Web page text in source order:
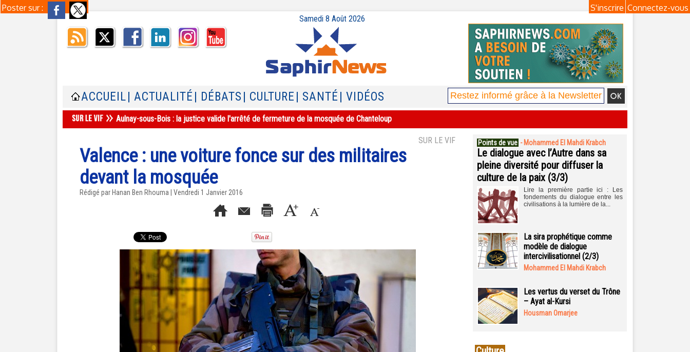
Poster sur : Connectez-vous
S'inscrire
Samedi 8 Août 2026
ACCUEIL | ACTUALITÉ | DÉBATS | CULTURE | SANTÉ | VIDÉOS
Aulnay-sous-Bois : la justice valide l'arrêté de fermeture de la mosquée de Chanteloup
SUR LE VIF
Valence : une voiture fonce sur des militaires
devant la mosquée
Rédigé par Hanan Ben Rhouma | Vendredi 1 Janvier 2016
Points de vue - Mohammed El Mahdi Krabch
Le dialogue avec l’Autre dans sa
pleine diversité pour diffuser la
culture de la paix (3/3)
Lire la première partie ici : Les
fondements du dialogue entre les
civilisations à la lumière de la...
La sira prophétique comme
modèle de dialogue
intercivilisationnel (2/3)
Mohammed El Mahdi Krabch
Les vertus du verset du Trône
– Ayat al-Kursi
Housman Omarjee